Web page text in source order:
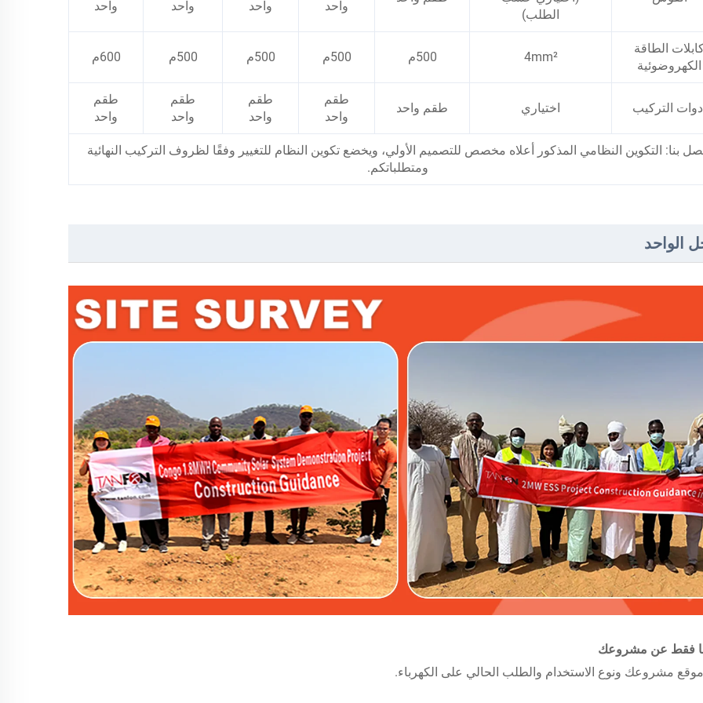
الطلب)
واحد
واحد
واحد
واحد
الطاقة
الكهروضوئية
4mm² 500م 500م 500م 500م 600م
التركيب اختياري طقم واحد
طقم
واحد
طقم
واحد
طقم
واحد
طقم
واحد
بنا: التكوين النظامي المذكور أعلاه مخصص للتصميم الأولي، ويخضع تكوين النظام للتغيير وفقًا لظروف التركيب النهائية
ومتطلباتكم.
الواحد
فقط عن مشروعك
مشروعك ونوع الاستخدام والطلب الحالي على الكهرباء.